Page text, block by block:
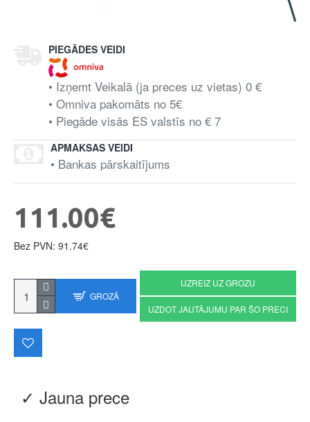
PIEGĀDES VEIDI
• Izņemt Veikalā (ja preces uz vietas) 0 €
• Omniva pakomāts no 5€
• Piegāde visās ES valstīs no € 7
APMAKSAS VEIDI
• Bankas pārskaitījums
✓ Jauna prece
111.00€
Bez PVN: 91.74€
GROZĀ
UZREIZ UZ GROZU
UZDOT JAUTĀJUMU PAR ŠO PRECI